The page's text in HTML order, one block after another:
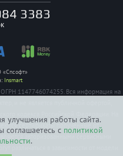
улучшения работы сайта.
соглашаетесь с политикой
.
3383
Insmart
1147746074255. Вся информация на
кодекса Российской Федерации. На
сертификаты полученные от
авторизованными сервисными
различаться в зависимости от модели.